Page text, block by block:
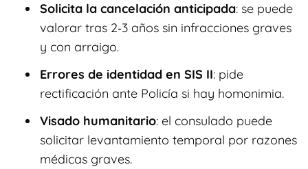
Solicita la cancelación anticipada: se puede
valorar tras 2‑3 años sin infracciones graves
y con arraigo.
Errores de identidad en SIS II: pide
rectificación ante Policía si hay homonimia.
Visado humanitario: el consulado puede
solicitar levantamiento temporal por razones
médicas graves.